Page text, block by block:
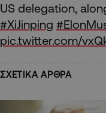
US delegation,
#XiJinping
pic.twitter.com/
ΣΧΕΤΙΚΑ ΑΡΘΡΑ